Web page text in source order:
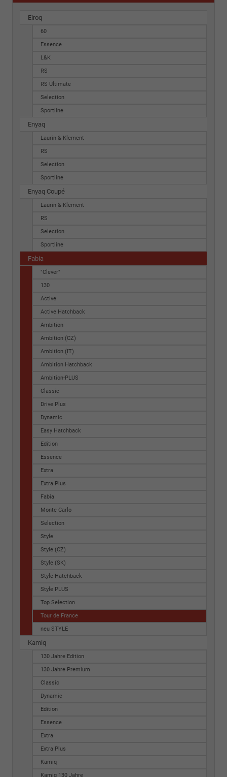
Elroq
60
Essence
L&K
RS
RS Ultimate
Selection
Sportline
Enyaq
Laurin & Klement
RS
Selection
Sportline
Enyaq Coupé
Laurin & Klement
RS
Selection
Sportline
Fabia
"Clever"
130
Active
Active Hatchback
Ambition
Ambition (CZ)
Ambition (IT)
Ambition Hatchback
Ambition-PLUS
Classic
Drive Plus
Dynamic
Easy Hatchback
Edition
Essence
Extra
Extra Plus
Fabia
Monte Carlo
Selection
Style
Style (CZ)
Style (SK)
Style Hatchback
Style PLUS
Top Selection
Tour de France
neu STYLE
Kamiq
130 Jahre Edition
130 Jahre Premium
Classic
Dynamic
Edition
Essence
Extra
Extra Plus
Kamiq
Kamiq 130 Jahre